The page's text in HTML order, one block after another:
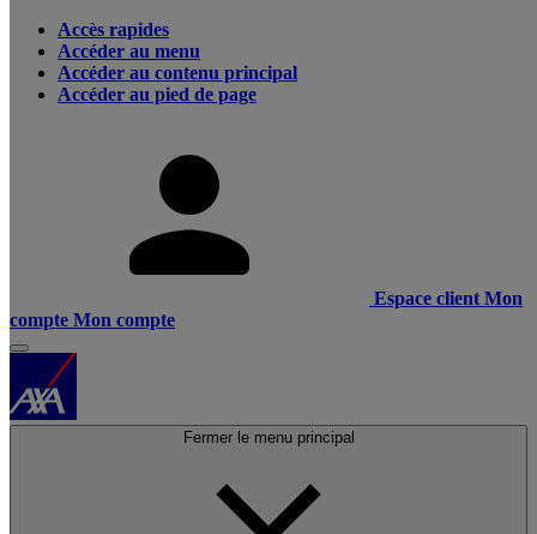
Accès rapides
Accéder au menu
Accéder au contenu principal
Accéder au pied de page
Espace client Mon
compte Mon compte
Fermer le menu principal